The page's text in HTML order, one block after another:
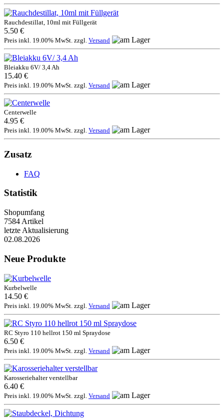
Rauchdestillat, 10ml mit Füllgerät
5.50 €
Preis inkl. 19.00% MwSt. zzgl. Versand
Bleiakku 6V/ 3,4 Ah
15.40 €
Preis inkl. 19.00% MwSt. zzgl. Versand
Centerwelle
4.95 €
Preis inkl. 19.00% MwSt. zzgl. Versand
Zusatz
FAQ
Statistik
Shopumfang
7584 Artikel
letzte Aktualisierung
02.08.2026
Neue Produkte
Kurbelwelle
14.50 €
Preis inkl. 19.00% MwSt. zzgl. Versand
RC Styro 110 hellrot 150 ml Spraydose
6.50 €
Preis inkl. 19.00% MwSt. zzgl. Versand
Karosseriehalter verstellbar
6.40 €
Preis inkl. 19.00% MwSt. zzgl. Versand